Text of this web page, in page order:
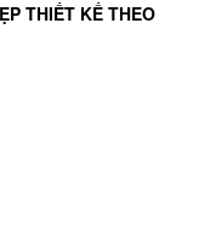
THIẾT KẾ THEO